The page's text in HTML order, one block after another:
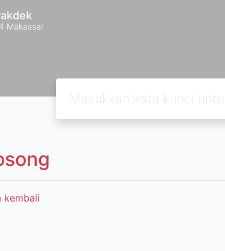
Makassar
kembali